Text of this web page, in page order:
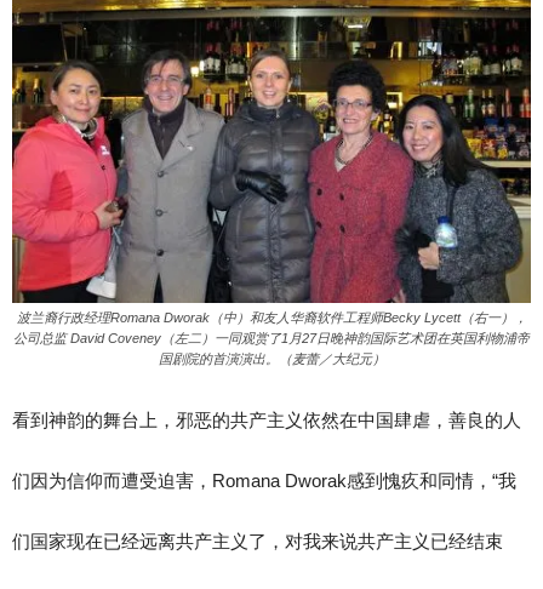
波兰裔行政经理Romana Dworak（中）和友人华裔软件工程师Becky Lycett（右一），
公司总监 David Coveney（左二）一同观赏了1月27日晚神韵国际艺术团在英国利物浦帝
国剧院的首演演出。（麦蕾／大纪元）
看到神韵的舞台上，邪恶的共产主义依然在中国肆虐，善良的人
们因为信仰而遭受迫害，Romana Dworak感到愧疚和同情，“我
们国家现在已经远离共产主义了，对我来说共产主义已经结束